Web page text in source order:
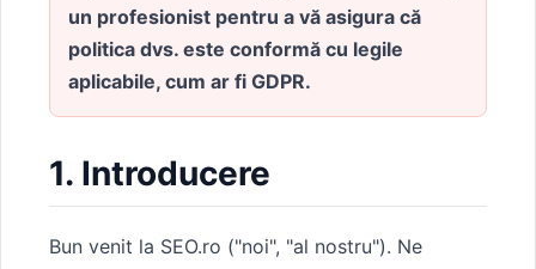
un profesionist pentru a vă asigura că
politica dvs. este conformă cu legile
aplicabile, cum ar fi GDPR.
1. Introducere
Bun venit la SEO.ro ("noi", "al nostru"). Ne